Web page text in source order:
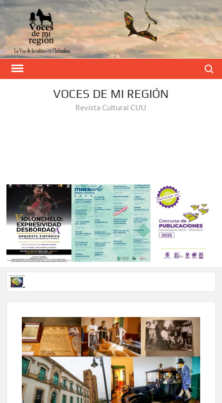
VOCES DE MI REGIÓN
Revista Cultural CUU
Voces de Papel Parral, edición especial Coyame del Sotol
Voces de papel Parral edición Carlos Montemayor #35
A 18 años de su partida, Teatro Bárbaro rinde homenaje a
Víctor Hugo Rascón Banda con Voces en el umbral